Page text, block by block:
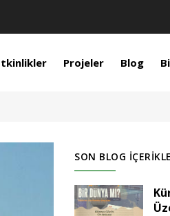
Projeler Blog
SON BLOG